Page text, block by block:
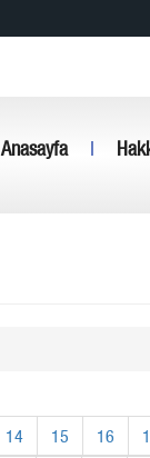
Anasayfa |
14 15 16